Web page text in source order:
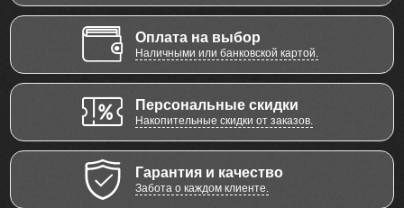
Оплата на выбор
Наличными или банковской картой.
Персональные скидки
Накопительные скидки от заказов.
Гарантия и качество
Забота о каждом клиенте.